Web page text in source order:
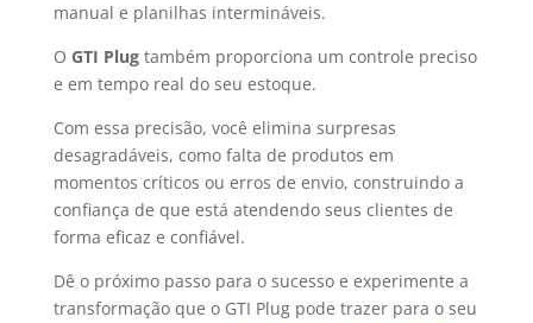
manual e planilhas intermináveis.
O GTI Plugtambém proporciona um controle preciso
e em tempo real do seu estoque.
Com essa precisão, você elimina surpresas
desagradáveis, como falta de produtos em
momentos críticos ou erros de envio, construindo a
confiança de que está atendendo seus clientes de
forma eficaz e confiável.
Dê o próximo passo para o sucesso e experimente a
transformação que o GTI Plug pode trazer para o seu